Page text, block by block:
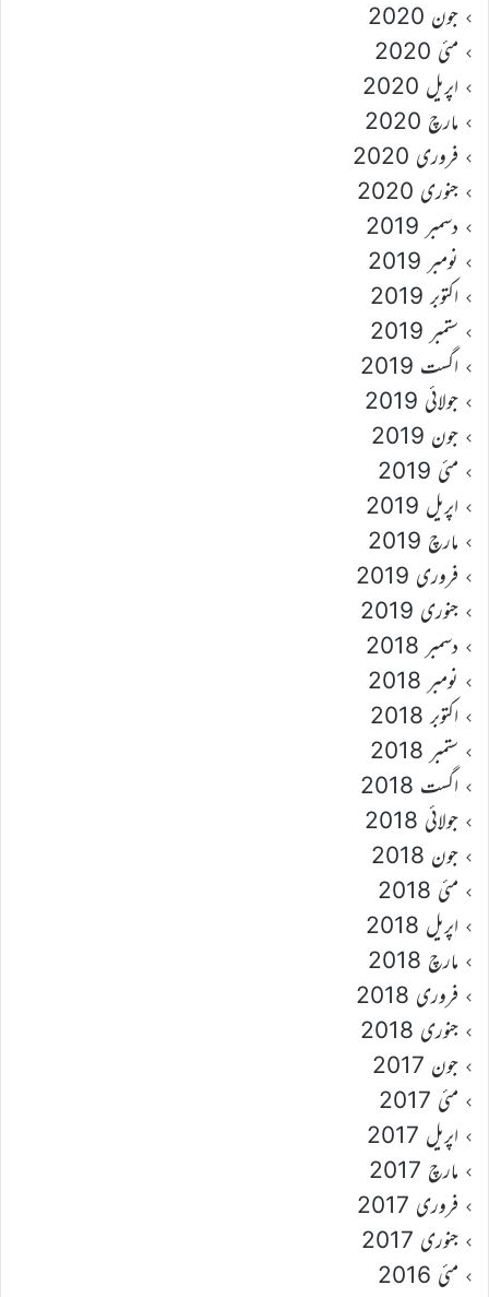
جون 2020
مئی 2020
اپریل 2020
مارچ 2020
فروری 2020
جنوری 2020
دسمبر 2019
نومبر 2019
اکتوبر 2019
ستمبر 2019
اگست 2019
جولائی 2019
جون 2019
مئی 2019
اپریل 2019
مارچ 2019
فروری 2019
جنوری 2019
دسمبر 2018
نومبر 2018
اکتوبر 2018
ستمبر 2018
اگست 2018
جولائی 2018
جون 2018
مئی 2018
اپریل 2018
مارچ 2018
فروری 2018
جنوری 2018
جون 2017
مئی 2017
اپریل 2017
مارچ 2017
فروری 2017
جنوری 2017
مئی 2016